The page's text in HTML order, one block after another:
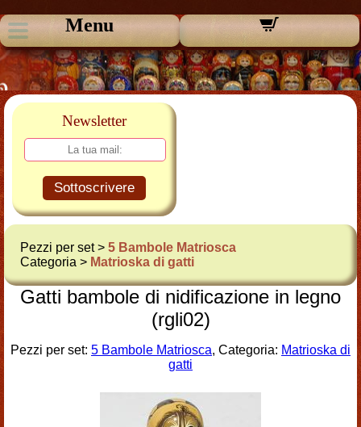
Menu
Newsletter
Sottoscrivere
Pezzi per set > 5 Bambole Matriosca
Categoria > Matrioska di gatti
Gatti bambole di nidificazione in legno
(rgli02)
Pezzi per set: 5 Bambole Matriosca, Categoria: Matrioska di
gatti